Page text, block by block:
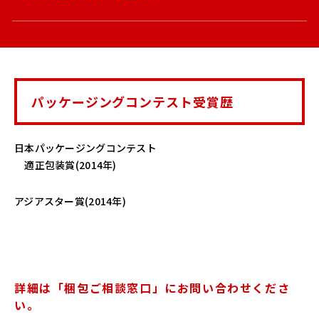
パッケージングコンテスト受賞歴
日本パッケージングコンテスト
適正包装賞(2014年)
アジアスター賞(2014年)
詳細は「梱包ご相談窓口」にお問い合わせくださ
い。